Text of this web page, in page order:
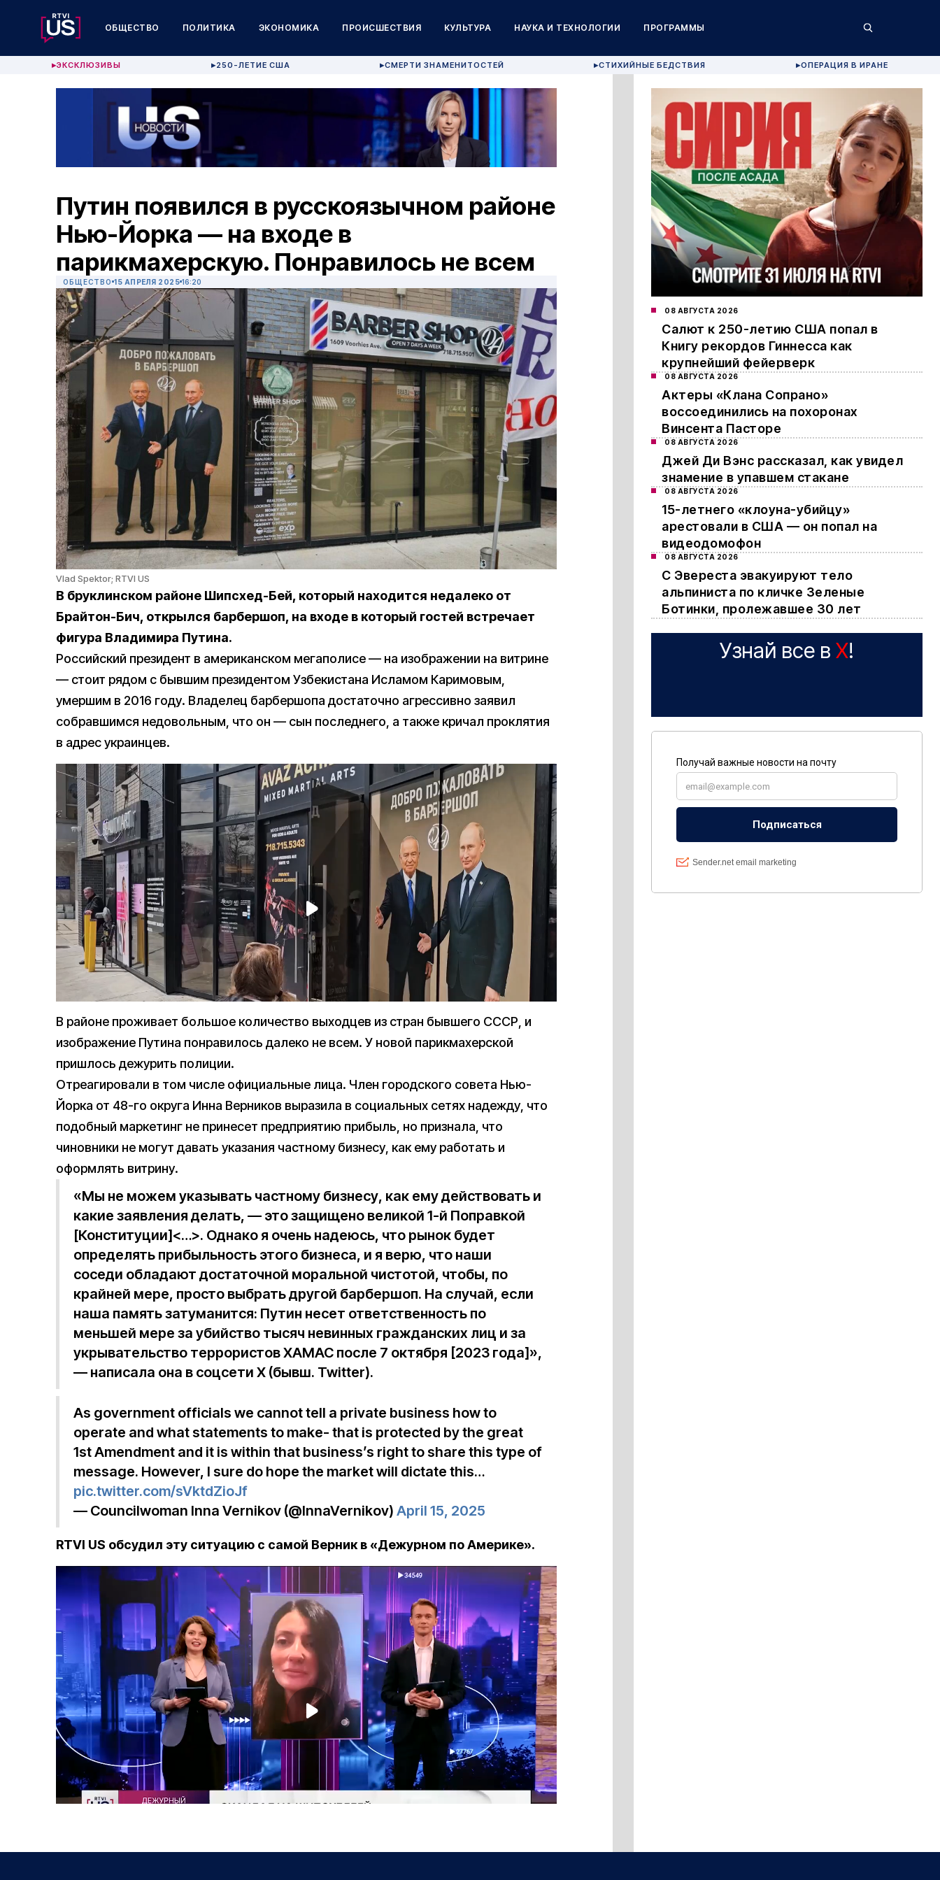
ОБЩЕСТВО ПОЛИТИКА ЭКОНОМИКА ПРОИСШЕСТВИЯ КУЛЬТУРА НАУКА И ТЕХНОЛОГИИ ПРОГРАММЫ
▶ЭКСКЛЮЗИВЫ ▶250-ЛЕТИЕ США ▶СМЕРТИ ЗНАМЕНИТОСТЕЙ ▶СТИХИЙНЫЕ БЕДСТВИЯ ▶ОПЕРАЦИЯ В ИРАНЕ
Путин появился в русскоязычном районе
Нью-Йорка — на входе в
парикмахерскую. Понравилось не всем
ОБЩЕСТВО 15 АПРЕЛЯ 2025 16:20
Vlad Spektor; RTVI US
В бруклинском районе Шипсхед-Бей, который находится недалеко от
Брайтон-Бич, открылся барбершоп, на входе в который гостей встречает
фигура Владимира Путина.
Российский президент в американском мегаполисе — на изображении на витрине
— стоит рядом с бывшим президентом Узбекистана Исламом Каримовым,
умершим в 2016 году. Владелец барбершопа достаточно агрессивно заявил
собравшимся недовольным, что он — сын последнего, а также кричал проклятия
в адрес украинцев.
В районе проживает большое количество выходцев из стран бывшего СССР, и
изображение Путина понравилось далеко не всем. У новой парикмахерской
пришлось дежурить полиции.
Отреагировали в том числе официальные лица. Член городского совета Нью-
Йорка от 48-го округа Инна Верников выразила в социальных сетях надежду, что
подобный маркетинг не принесет предприятию прибыль, но признала, что
чиновники не могут давать указания частному бизнесу, как ему работать и
оформлять витрину.
«Мы не можем указывать частному бизнесу, как ему действовать и
какие заявления делать, — это защищено великой 1-й Поправкой
[Конституции]<…>. Однако я очень надеюсь, что рынок будет
определять прибыльность этого бизнеса, и я верю, что наши
соседи обладают достаточной моральной чистотой, чтобы, по
крайней мере, просто выбрать другой барбершоп. На случай, если
наша память затуманится: Путин несет ответственность по
меньшей мере за убийство тысяч невинных гражданских лиц и за
укрывательство террористов ХАМАС после 7 октября [2023 года]»,
— написала она в соцсети X (бывш. Twitter).
As government officials we cannot tell a private business how to
operate and what statements to make- that is protected by the great
1st Amendment and it is within that business’s right to share this type of
message. However, I sure do hope the market will dictate this…
pic.twitter.com/sVktdZioJf
— Councilwoman Inna Vernikov (@InnaVernikov) April 15, 2025
RTVI US обсудил эту ситуацию с самой Верник в «Дежурном по Америке».
08 АВГУСТА 2026
Салют к 250-летию США попал в
Книгу рекордов Гиннесса как
крупнейший фейерверк
08 АВГУСТА 2026
Актеры «Клана Сопрано»
воссоединились на похоронах
Винсента Пасторе
08 АВГУСТА 2026
Джей Ди Вэнс рассказал, как увидел
знамение в упавшем стакане
08 АВГУСТА 2026
15-летнего «клоуна-убийцу»
арестовали в США — он попал на
видеодомофон
08 АВГУСТА 2026
С Эвереста эвакуируют тело
альпиниста по кличке Зеленые
Ботинки, пролежавшее 30 лет
Узнай все в X!